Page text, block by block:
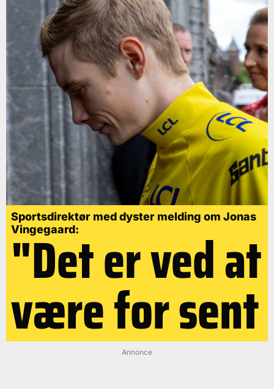
Sportsdirektør med dyster melding om Jonas
Vingegaard:
"Det er ved at
være for sent
Annonce